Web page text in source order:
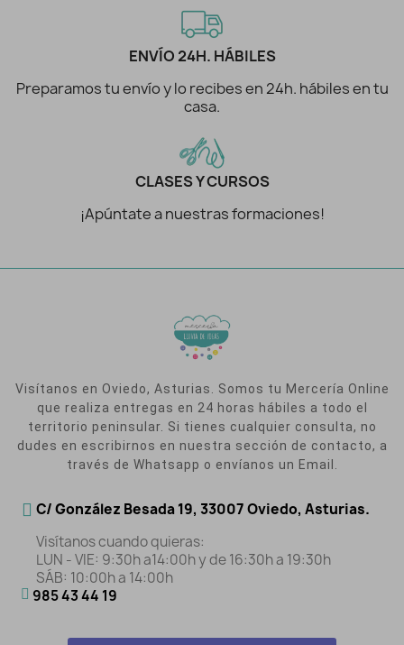
ENVÍO 24H. HÁBILES
Preparamos tu envío y lo recibes en 24h. hábiles en tu
casa.
CLASES Y CURSOS
¡Apúntate a nuestras formaciones!
Visítanos en Oviedo, Asturias. Somos tu Mercería Online
que realiza entregas en 24 horas hábiles a todo el
territorio peninsular. Si tienes cualquier consulta, no
dudes en escribirnos en nuestra sección de contacto, a
través de Whatsapp o envíanos un Email.
C/ González Besada 19, 33007 Oviedo, Asturias.
Visítanos cuando quieras:
LUN - VIE: 9:30h a14:00h y de 16:30h a 19:30h
SÁB: 10:00h a 14:00h
985 43 44 19